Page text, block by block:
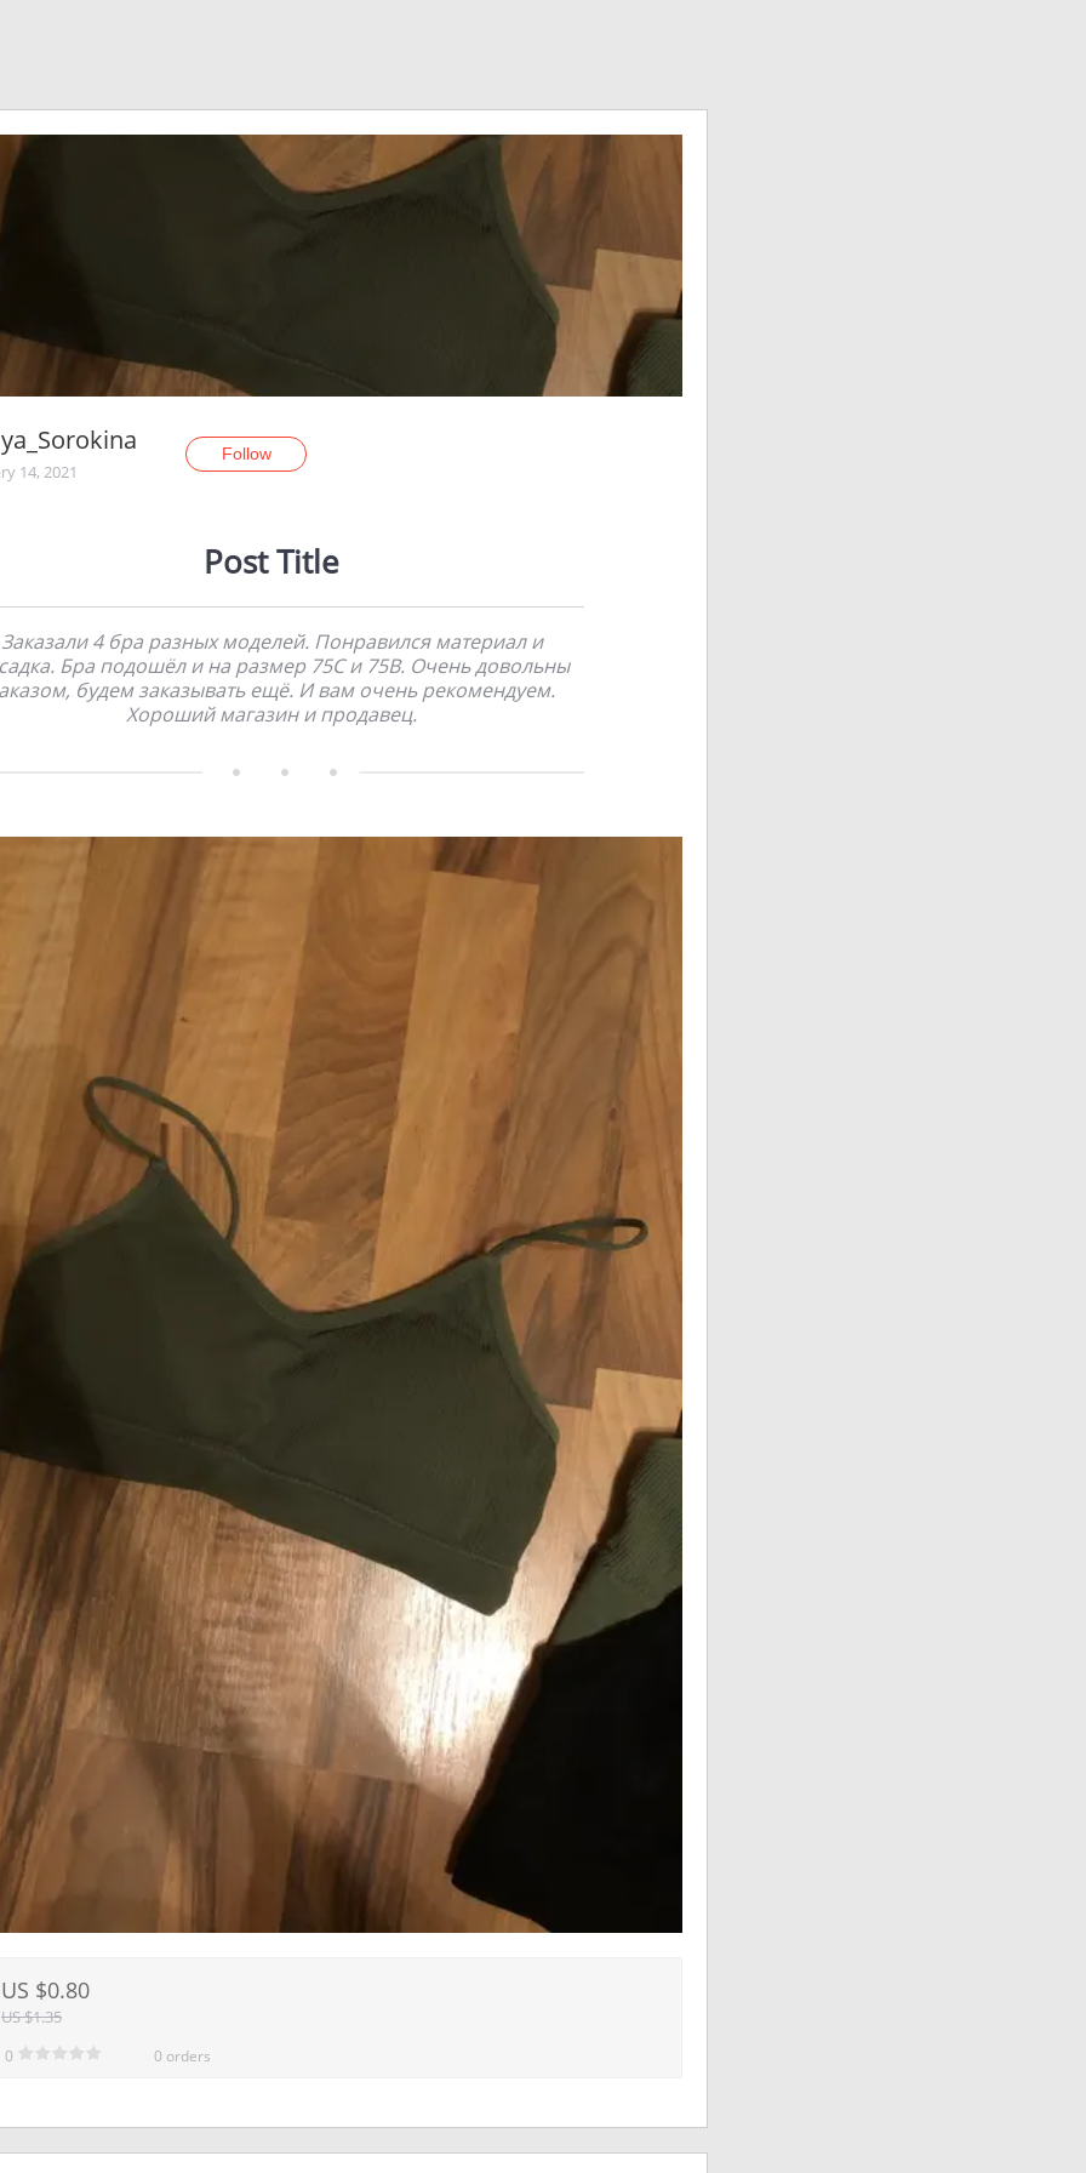
14, 2021
Follow
Post Title
Заказали 4 бра разных моделей. Понравился материал и
Бра подошёл и на размер 75С и 75В. Очень довольны
будем заказывать ещё. И вам очень рекомендуем.
Хороший магазин и продавец.
US $0.80
US $1.35
0 0 orders